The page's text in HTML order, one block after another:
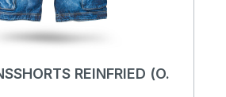
REINFRIED (O.